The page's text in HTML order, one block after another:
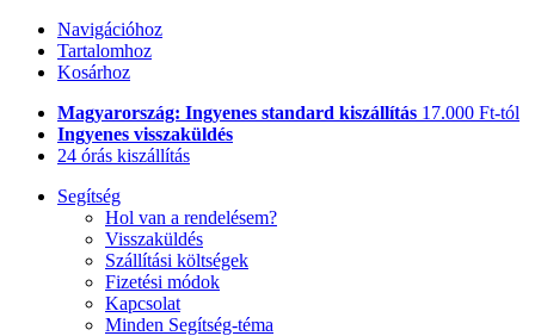
Navigációhoz
Tartalomhoz
Kosárhoz
Magyarország: Ingyenes standard kiszállítás 17.000 Ft-tól
Ingyenes visszaküldés
24 órás kiszállítás
Segítség
Hol van a rendelésem?
Visszaküldés
Szállítási költségek
Fizetési módok
Kapcsolat
Minden Segítség-téma